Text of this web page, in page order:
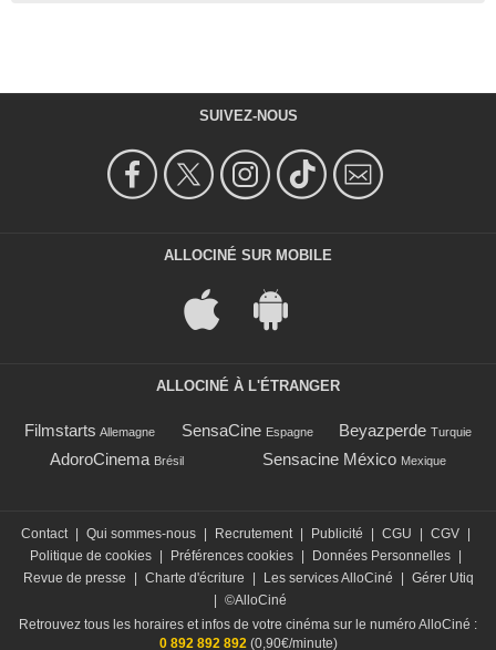
SUIVEZ-NOUS
ALLOCINÉ SUR MOBILE
ALLOCINÉ À L'ÉTRANGER
Filmstarts Allemagne SensaCine Espagne Beyazperde Turquie
AdoroCinema Brésil Sensacine México Mexique
Contact | Qui sommes-nous | Recrutement | Publicité | CGU | CGV |
Politique de cookies | Préférences cookies | Données Personnelles |
Revue de presse
| Charte d'écriture | Les services AlloCiné | Gérer Utiq
| ©AlloCiné
Retrouvez tous les horaires et infos de votre cinéma sur le numéro AlloCiné :
0 892 892 892 (0,90€/minute)